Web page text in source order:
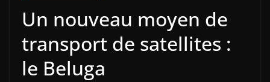
Un nouveau moyen de
transport de satellites :
le Beluga